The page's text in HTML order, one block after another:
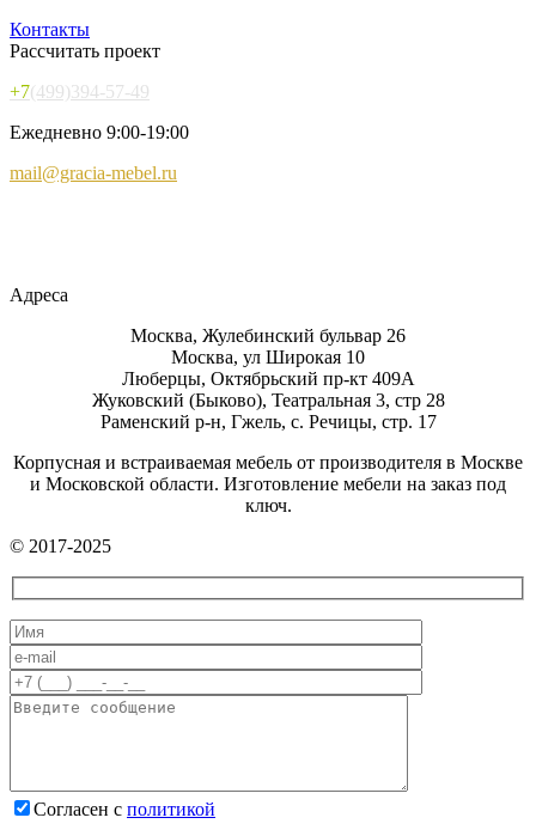
Контакты
Рассчитать проект
+7(499)394-57-49
Ежедневно 9:00-19:00
mail@gracia-mebel.ru
Адреса
Москва, Жулебинский бульвар 26
Москва, ул Широкая 10
Люберцы, Октябрьский пр-кт 409А
Жуковский (Быково), Театральная 3, стр 28
Раменский р-н, Гжель, с. Речицы, стр. 17
Корпусная и встраиваемая мебель от производителя в Москве
и Московской области. Изготовление мебели на заказ под
ключ.
© 2017-2025
Согласен с политикой